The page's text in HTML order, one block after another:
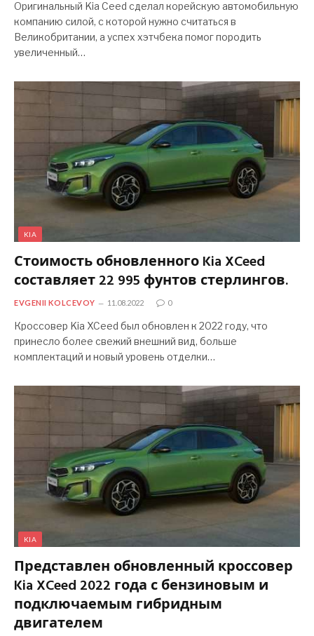
Оригинальный Kia Ceed сделал корейскую автомобильную
компанию силой, с которой нужно считаться в
Великобритании, а успех хэтчбека помог породить
увеличенный…
KIA
Стоимость обновленного Kia XCeed
составляет 22 995 фунтов стерлингов.
EVGENII KOLCEVOY 11.08.2022 0
Кроссовер Kia XCeed был обновлен к 2022 году, что
принесло более свежий внешний вид, больше
комплектаций и новый уровень отделки…
KIA
Представлен обновленный кроссовер
Kia XCeed 2022 года с бензиновым и
подключаемым гибридным
двигателем